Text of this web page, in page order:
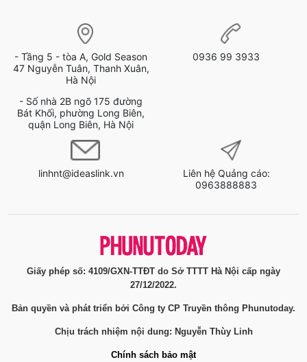
- Tầng 5 - tòa A, Gold Season
47 Nguyễn Tuân, Thanh Xuân,
Hà Nội
- Số nhà 2B ngõ 175 đường
Bát Khối, phường Long Biên,
quận Long Biên, Hà Nội
0936 99 3933
linhnt@ideaslink.vn
Liên hệ Quảng cáo:
0963888883
Giấy phép số: 4109/GXN-TTĐT do Sở TTTT Hà Nội cấp ngày
27/12/2022.
Bản quyền và phát triển bởi Công ty CP Truyền thông Phunutoday.
Chịu trách nhiệm nội dung: Nguyễn Thùy Linh
Chính sách bảo mật